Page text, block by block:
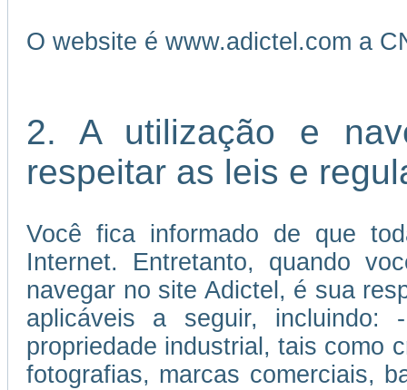
O website é www.adictel.com a
2. A utilização e
respeitar as leis e
Você fica informado de que
Internet. Entretanto, quando
navegar no site Adictel, é sua
aplicáveis a seguir,
propriedade industrial, tais como
fotografias, marcas comerciais,